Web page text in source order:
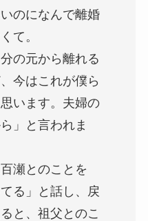
のになんで離婚
て。
の元から離れる
今はこれが僕ら
います。夫婦の
」と言われま
瀬とのことを
る」と話し、戻
と、祖父とのこ